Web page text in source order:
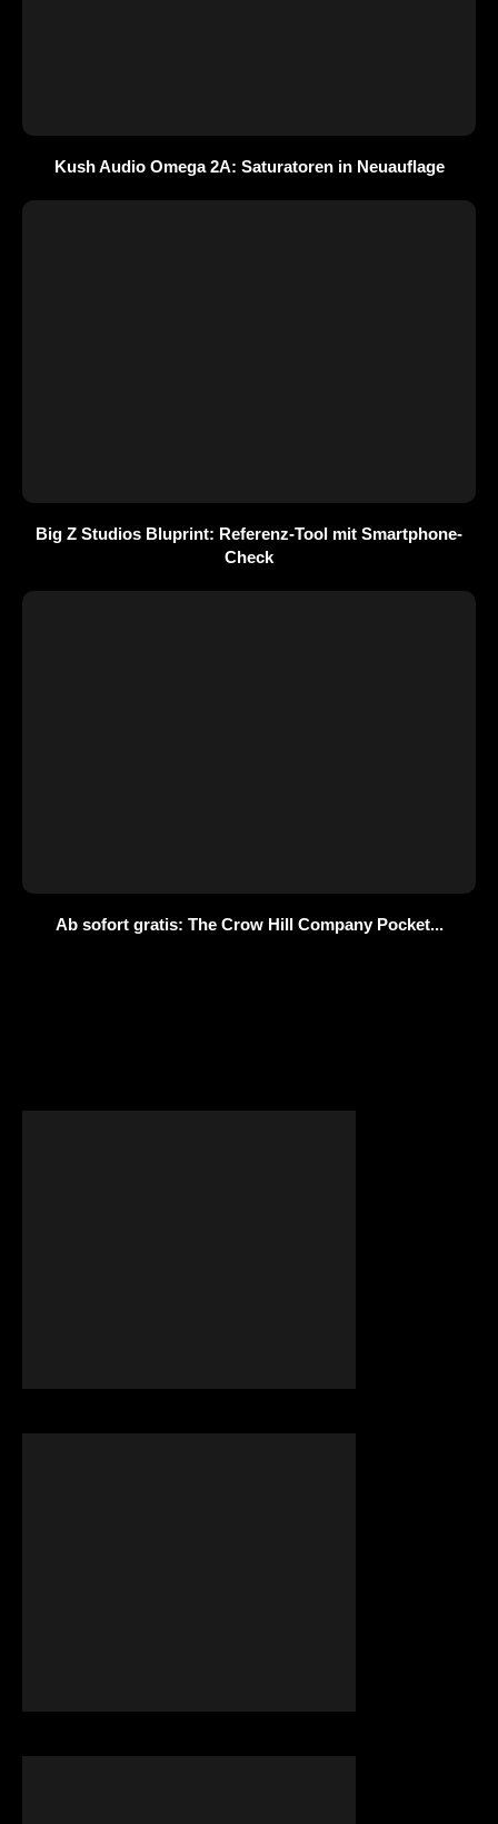
Kush Audio Omega 2A: Saturatoren in Neuauflage
Big Z Studios Bluprint: Referenz-Tool mit Smartphone-
Check
Ab sofort gratis: The Crow Hill Company Pocket...